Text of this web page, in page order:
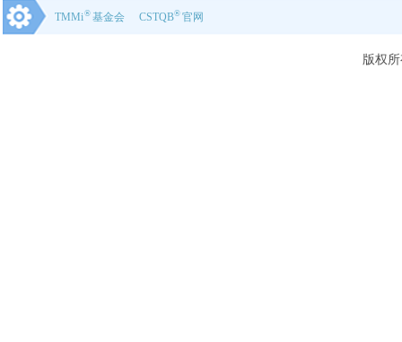
CSTQB
基金会
TMMi 官网
® ®
版权